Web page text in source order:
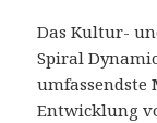
Das Kultur-
Spiral
umfassendste
Entwicklung